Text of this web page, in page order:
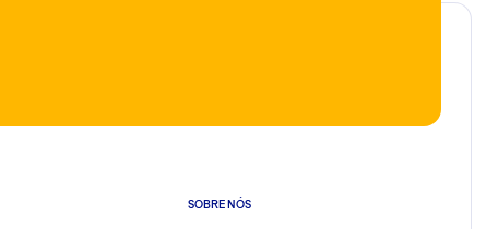
SOBRE NÓS